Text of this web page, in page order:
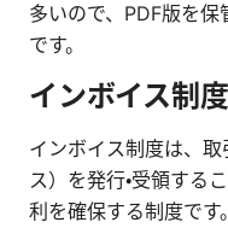
多いので、PDF版を
です。
インボイス制
インボイス制度は、
ス）を発行・受領する
利を確保する制度で